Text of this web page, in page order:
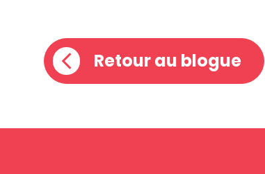
Retour au blogue